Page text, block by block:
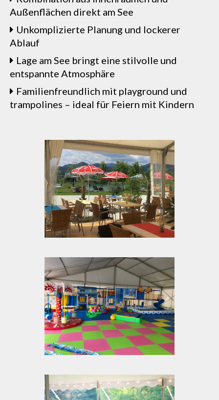
Außenflächen direkt am See
Unkomplizierte Planung und lockerer
Ablauf
Lage am See bringt eine stilvolle und
entspannte Atmosphäre
Familienfreundlich mit playground und
trampolines – ideal für Feiern mit Kindern